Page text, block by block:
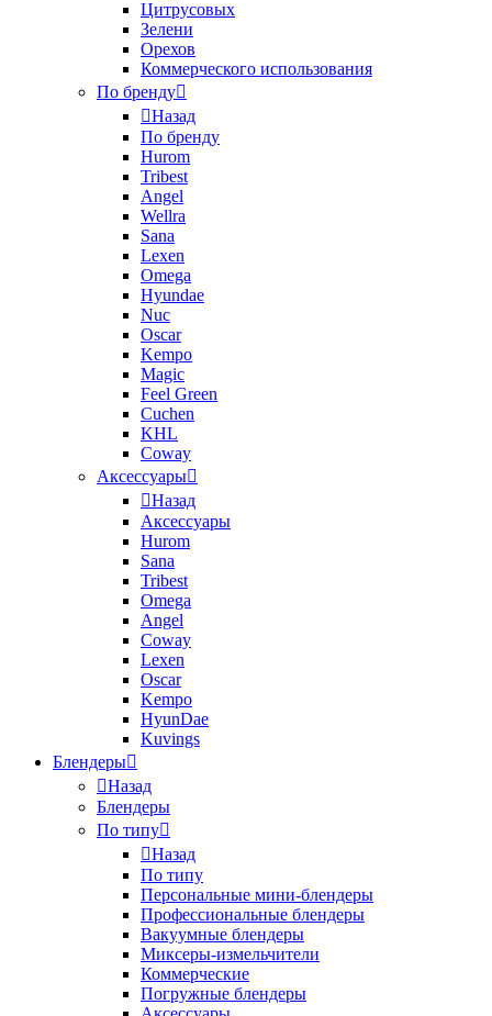
Цитрусовых
Зелени
Орехов
Коммерческого использования
По бренду
Назад
По бренду
Hurom
Tribest
Angel
Wellra
Sana
Lexen
Omega
Hyundae
Nuc
Oscar
Kempo
Magic
Feel Green
Cuchen
KHL
Coway
Аксессуары
Назад
Аксессуары
Hurom
Sana
Tribest
Omega
Angel
Coway
Lexen
Oscar
Kempo
HyunDae
Kuvings
Блендеры
Назад
Блендеры
По типу
Назад
По типу
Персональные мини-блендеры
Профессиональные блендеры
Вакуумные блендеры
Миксеры-измельчители
Коммерческие
Погружные блендеры